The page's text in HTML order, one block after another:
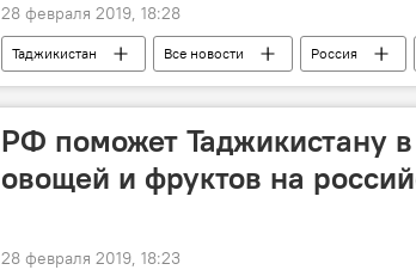
28 февраля 2019, 18:28
Таджикистан Все новости Россия
визит
РФ поможет Таджикистану в
овощей и фруктов на
28 февраля 2019, 18:23